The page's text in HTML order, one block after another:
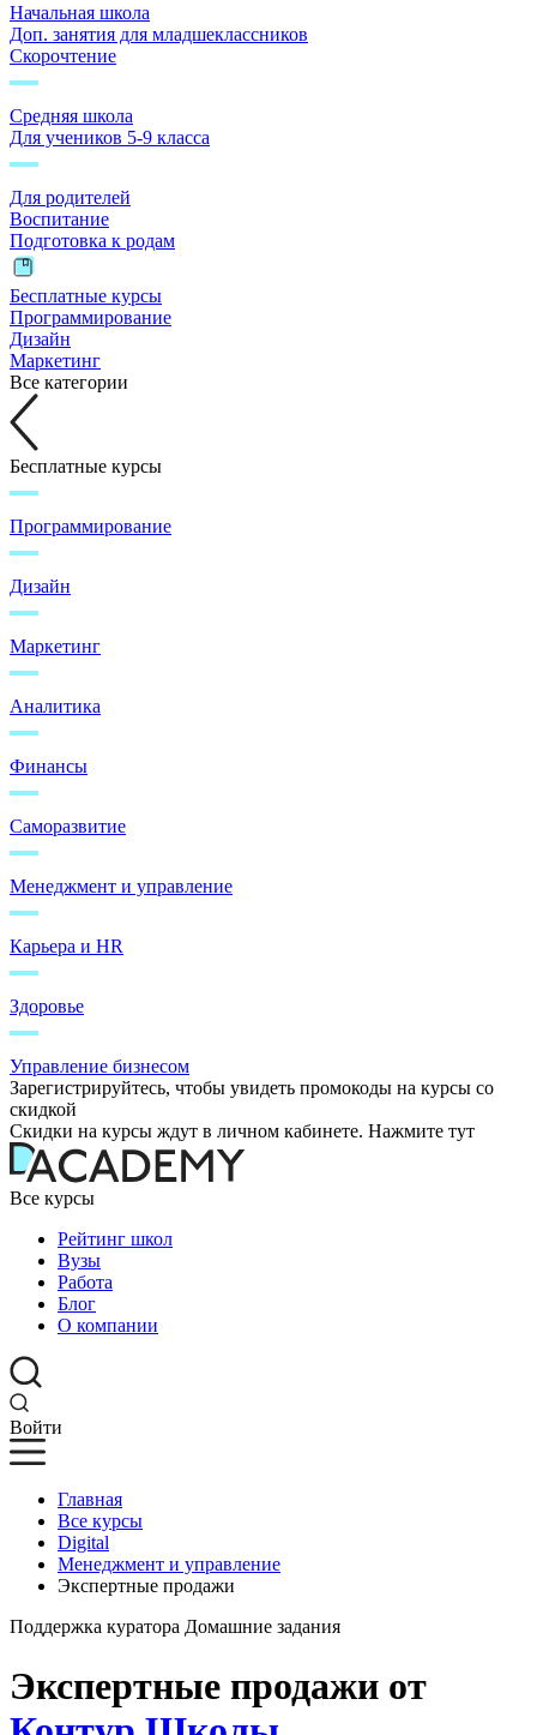
Начальная школа
Доп. занятия для младшеклассников
Скорочтение
Средняя школа
Для учеников 5-9 класса
Для родителей
Воспитание
Подготовка к родам
Бесплатные курсы
Программирование
Дизайн
Маркетинг
Все категории
Бесплатные курсы
Программирование
Дизайн
Маркетинг
Аналитика
Финансы
Саморазвитие
Менеджмент и управление
Карьера и HR
Здоровье
Управление бизнесом
Зарегистрируйтесь, чтобы увидеть промокоды на курсы со
скидкой
Скидки на курсы ждут в личном кабинете. Нажмите тут
Все курсы
Рейтинг школ
Вузы
Работа
Блог
О компании
Войти
Главная
Все курсы
Digital
Менеджмент и управление
Экспертные продажи
Поддержка куратора Домашние задания
Экспертные продажи от